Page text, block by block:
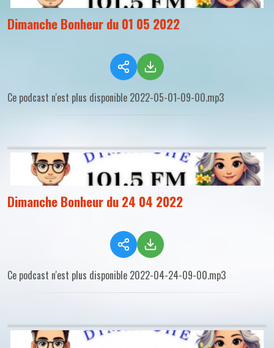
Dimanche Bonheur du 01 05 2022
Ce podcast n'est plus disponible 2022-05-01-09-00.mp3
Dimanche Bonheur du 24 04 2022
Ce podcast n'est plus disponible 2022-04-24-09-00.mp3